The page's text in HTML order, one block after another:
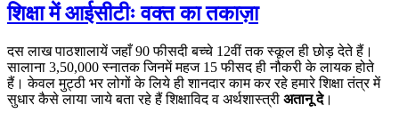
शिक्षा में आईसीटीः वक्त का तकाज़ा
दस लाख पाठशालायें जहाँ 90 फीसदी बच्चे 12वीं तक स्कूल ही छोड़ देते हैं।
सालाना 3,50,000 स्नातक जिनमें महज 15 फीसद ही नौकरी के लायक होते
हैं। केवल मुट्ठी भर लोगों के लिये ही शानदार काम कर रहे हमारे शिक्षा तंत्र में
सुधार कैसे लाया जाये बता रहे हैं शिक्षाविद व अर्थशास्त्री अतानू दे।